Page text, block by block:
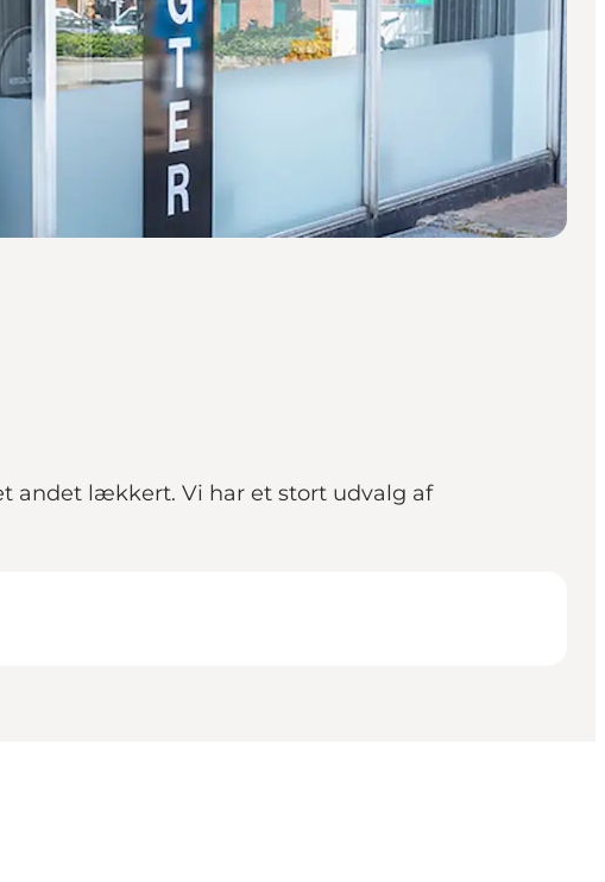
andet lækkert. Vi har et stort udvalg af